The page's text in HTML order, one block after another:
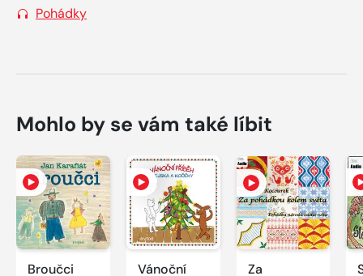
Pohádky
Mohlo by se vám také líbit
Broučci
Vánoční
Za